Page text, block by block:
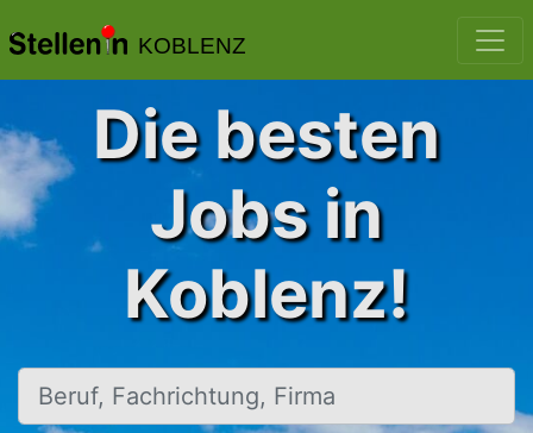
KOBLENZ
Die besten
Jobs in
Koblenz!
Beruf, Fachrichtung, Firma